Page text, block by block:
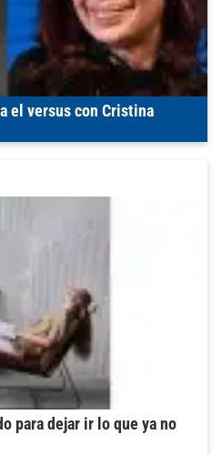
el versus con Cristina
para dejar ir lo que ya no